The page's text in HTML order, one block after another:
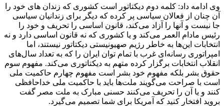
وی ادامه داد: کلمه دوم دیکتاتور است کشوری که زندان های خود را
آن چنان از فعالان سیاسی پر کرده که دیگر برای زندانیان سیاسی
جا نیست و آنها را آزاد می‌کند، قانون اساسی را تحریف و خود را
رئیس مادام العمر می‌کند و یا کشوری که نه قانون اساسی دارد و نه
انتخابات این‌ها به خاطر رژیم صهیونیستی دیکتاتور نیستند، اما
امپراتوری رسانه‌ای غرب با تمام توان ایران را که به تعداد سال‌های
انقلاب انتخابات برگزار کرده متهم به دیکتاتوری می‌کند. مفهوم سوم
حقوق بشر بلکه مفهوم خود بشر است مفهوم چهارم حاکمیت ملی
است با صراحت می‌گویند ملت‌ها باید با حاکمیت ملی خداحافظی
کنند و یا آن را تحریف می‌کنند حسنی مبارک به ملت مصر گفت
بروید افتخار کنید که آمریکا برای شما تصمیم می‌گیرد.